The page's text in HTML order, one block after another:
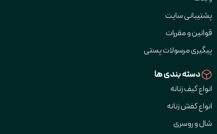
پشتیبانی سایت
قوانین و مقررات
پیگیری مرسولات پستی
دسته بندی ها
انواع کیف زنانه
انواع کفش زنانه
شال و روسری